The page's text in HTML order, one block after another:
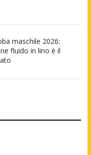
maschile 2026:
fluido in lino è il